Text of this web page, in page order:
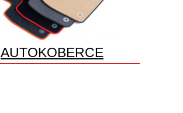
AUTOKOBERCE